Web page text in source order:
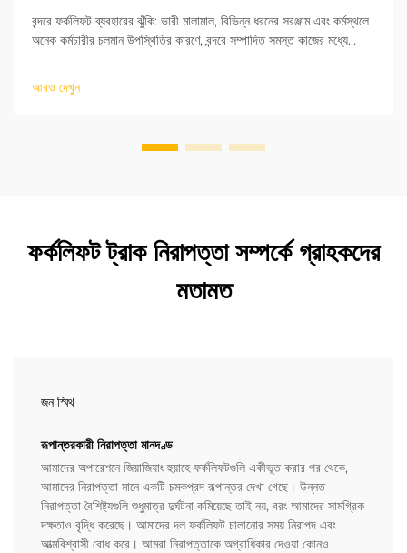
বন্দরে ফর্কলিফট ব্যবহারের ঝুঁকি: ভারী মালামাল, বিভিন্ন ধরনের সরঞ্জাম এবং কর্মস্থলে
অনেক কর্মচারীর চলমান উপস্থিতির কারণে, বন্দরে সম্পাদিত সমস্ত কাজের মধ্যে
আরও দেখুন
ফর্কলিফট ট্রাক নিরাপত্তা সম্পর্কে গ্রাহকদের
মতামত
জন স্মিথ
রূপান্তরকারী নিরাপত্তা মানদণ্ড
আমাদের অপারেশনে জিয়াজিয়াং হুয়াহে ফর্কলিফটগুলি একীভূত করার পর থেকে,
আমাদের নিরাপত্তা মানে একটি চমকপ্রদ রূপান্তর দেখা গেছে। উন্নত
নিরাপত্তা বৈশিষ্ট্যগুলি শুধুমাত্র দুর্ঘটনা কমিয়েছে তাই নয়, বরং আমাদের সামগ্রিক
দক্ষতাও বৃদ্ধি করেছে। আমাদের দল ফর্কলিফট চালানোর সময় নিরাপদ এবং
আত্মবিশ্বাসী বোধ করে। আমরা নিরাপত্তাকে অগ্রাধিকার দেওয়া কোনও